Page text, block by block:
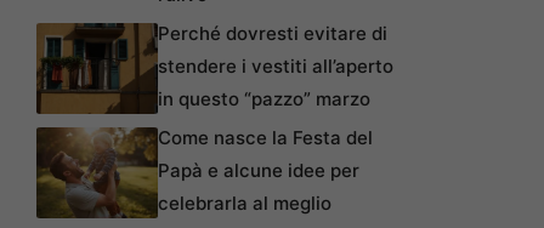
Perché dovresti evitare di
stendere i vestiti all’aperto
in questo “pazzo” marzo
Come nasce la Festa del
Papà e alcune idee per
celebrarla al meglio